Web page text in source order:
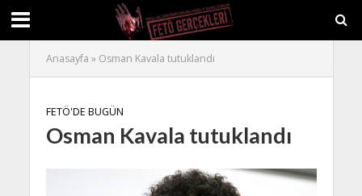
Anasayfa » Osman Kavala tutuklandı
FETÖ'DE BUGÜN
Osman Kavala tutuklandı